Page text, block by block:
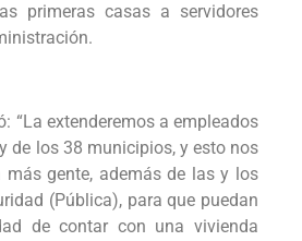
primeras casas a servidores
“La extenderemos a empleados
de los 38 municipios, y esto nos
más gente, además de las y los
(Pública), para que puedan
de contar con una vivienda